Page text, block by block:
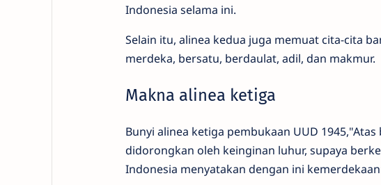
Indonesia selama ini.
Selain itu, alinea kedua juga memuat cita-cita
merdeka, bersatu, berdaulat, adil, dan makmur.
Makna alinea ketiga
Bunyi alinea ketiga pembukaan UUD
didorongkan oleh keinginan luhur, supaya
Indonesia menyatakan dengan ini